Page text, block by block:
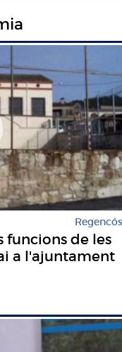
Regencós
funcions de les
a l'ajuntament